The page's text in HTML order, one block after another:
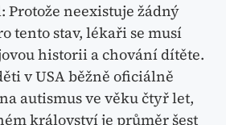
neexistuje žádný
tento stav, lékaři se musí
historii a chování dítěte.
v USA běžně oficiálně
autismus ve věku čtyř let,
království je průměr šest